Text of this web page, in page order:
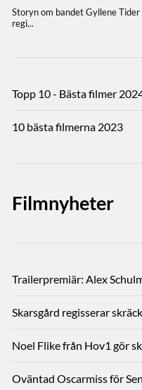
Topp 10 - Bästa filmer
10 bästa filmerna 2023
Filmnyheter
Trailerpremiär: Alex
Skarsgård regisserar
Noel Flike från Hov1 gör
Oväntad Oscarmiss för